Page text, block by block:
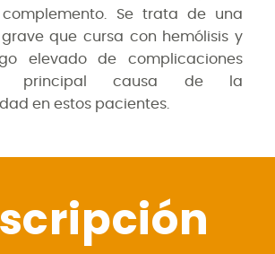
Se trata de una
que cursa con hemólisis y
elevado de complicaciones
principal causa de la
en estos pacientes.